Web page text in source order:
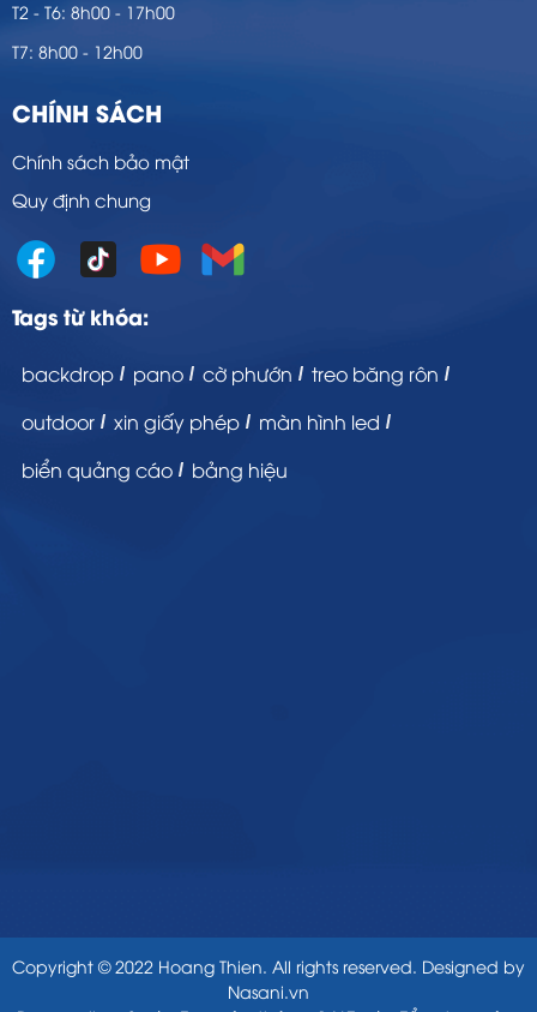
T2 - T6: 8h00 - 17h00
T7: 8h00 - 12h00
CHÍNH SÁCH
Chính sách bảo mật
Quy định chung
Tags từ khóa:
backdrop pano cờ phướn
treo băng rôn
outdoor
xin giấy phép
màn hình led
biển quảng cáo
bảng hiệu
Copyright © 2022 Hoang Thien. All rights reserved. Designed by
Nasani.vn